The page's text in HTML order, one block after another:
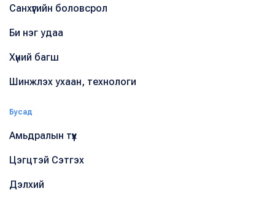
Санхүүгийн боловсрол
Би нэг удаа
Хүний багш
Шинжлэх ухаан, технологи
Бусад
Амьдралын түүх
Цэгцтэй Сэтгэх
Дэлхий